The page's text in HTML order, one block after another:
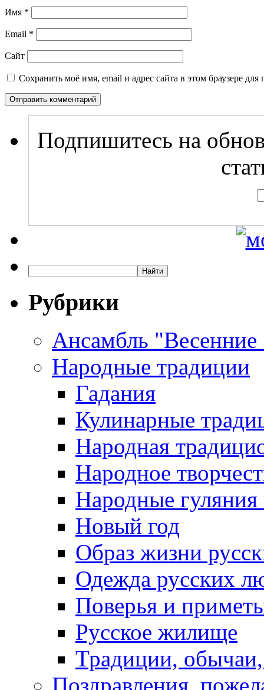
Имя *
Email *
Сайт
Сохранить моё имя, email и адрес сайта в этом браузере
Подпишитесь на
Рубрики
Ансамбль
Народные традиции
Гадания
Кулинарные
Народная
Народное
Народные
Новый год
Образ жизни
Одежда русских
Поверья и
Русское жилище
Традиции,